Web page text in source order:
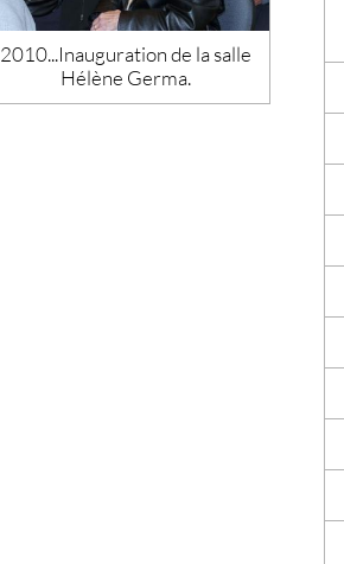
2010...Inauguration de la salle
Hélène Germa.